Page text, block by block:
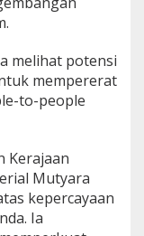
melihat potensi
mempererat
to-people
Kerajaan
Mutyara
kepercayaan
Ia